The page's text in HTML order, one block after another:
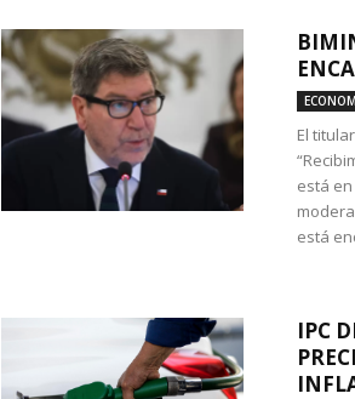
El
está
está
IPC